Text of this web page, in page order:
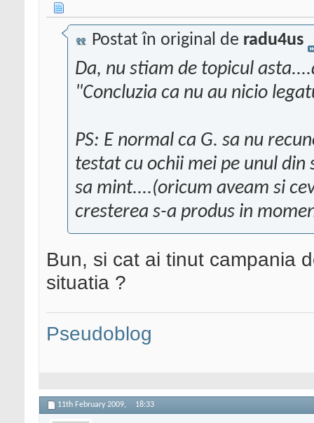
Postat în original de radu4us
Da, nu stiam de topicul
"Concluzia ca nu au nicio
PS: E normal ca G. sa nu
testat cu ochii mei pe unul
sa mint....(oricum aveam si
cresterea s-a produs in
Bun, si cat ai tinut campania
situatia ?
Pseudoblog
11th February 2009, 18:33